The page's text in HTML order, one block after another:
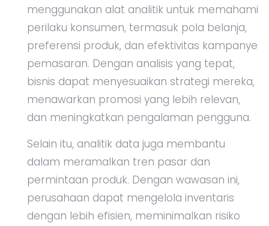
menggunakan alat analitik untuk memahami
perilaku konsumen, termasuk pola belanja,
preferensi produk, dan efektivitas kampanye
pemasaran. Dengan analisis yang tepat,
bisnis dapat menyesuaikan strategi mereka,
menawarkan promosi yang lebih relevan,
dan meningkatkan pengalaman pengguna.
Selain itu, analitik data juga membantu
dalam meramalkan tren pasar dan
permintaan produk. Dengan wawasan ini,
perusahaan dapat mengelola inventaris
dengan lebih efisien, meminimalkan risiko